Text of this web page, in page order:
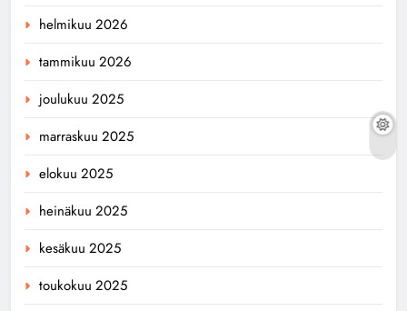
helmikuu 2026
tammikuu 2026
joulukuu 2025
marraskuu 2025
elokuu 2025
heinäkuu 2025
kesäkuu 2025
toukokuu 2025